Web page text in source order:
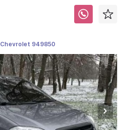
Chevrolet 949850